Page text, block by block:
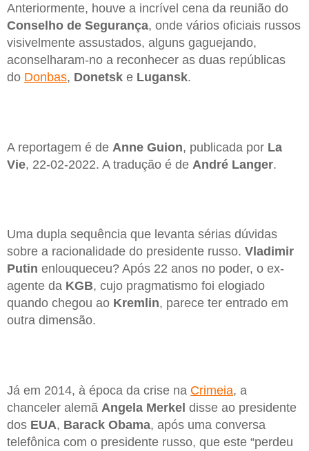
Anteriormente, houve a incrível cena da reunião do
Conselho de Segurança, onde vários oficiais russos
visivelmente assustados, alguns gaguejando,
aconselharam-no a reconhecer as duas repúblicas
do Donbas, Donetsk e Lugansk.
A reportagem é de Anne Guion, publicada por La
Vie, 22-02-2022. A tradução é de André Langer.
Uma dupla sequência que levanta sérias dúvidas
sobre a racionalidade do presidente russo. Vladimir
Putin enlouqueceu? Após 22 anos no poder, o ex-
agente da KGB, cujo pragmatismo foi elogiado
quando chegou ao Kremlin, parece ter entrado em
outra dimensão.
Já em 2014, à época da crise na Crimeia, a
chanceler alemã Angela Merkel disse ao presidente
dos EUA, Barack Obama, após uma conversa
telefônica com o presidente russo, que este “perdeu